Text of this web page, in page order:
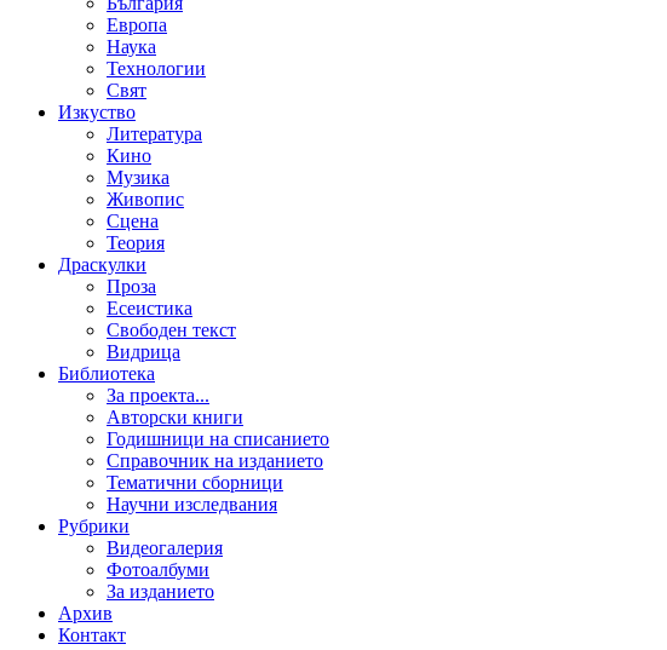
Европа
Наука
Технологии
Свят
Изкуство
Литература
Кино
Музика
Живопис
Сцена
Теория
Драскулки
Проза
Есеистика
Свободен текст
Видрица
Библиотека
За проекта...
Авторски книги
Годишници на списанието
Справочник на изданието
Тематични сборници
Научни изследвания
Рубрики
Видеогалерия
Фотоалбуми
За изданието
Архив
Контакт